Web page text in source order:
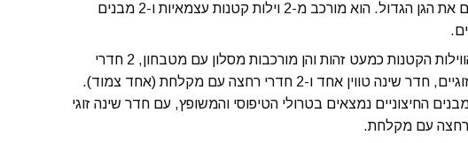
החוצים את הגן הגדול. הוא מורכב מ-2 וילות קטנות עצמאיות ו-2 מבנים
שתי הווילות הקטנות כמעט זהות והן מורכבות מסלון עם מטבחון, 2 חדרי
שינה זוגיים, חדר שינה טווין אחד ו-2 חדרי רחצה עם מקלחת (אחד צמוד).
החיצוניים נמצאים בטרולי הטיפוסי והמשופץ, עם חדר שינה זוגי
רחצה עם מקלחת.